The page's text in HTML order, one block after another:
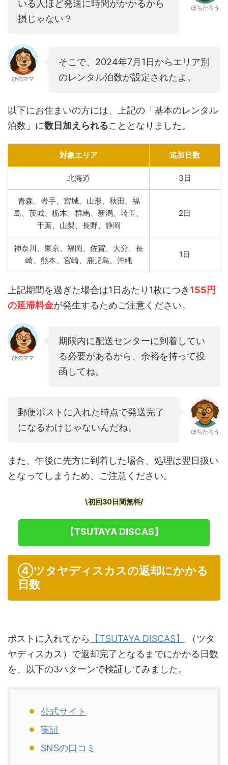
いる人ほど発送に時間がかかるから
損じゃない？
ぽちたろう
ぴのママ
そこで、2024年7月1日からエリア別
のレンタル泊数が設定されたよ。
以下にお住まいの方には、上記の「基本のレンタル
泊数」に数日加えられることとなりました。
対象エリア 追加日数
北海道 3日
青森、岩手、宮城、山形、秋田、福
島、茨城、栃木、群馬、新潟、埼玉、
千葉、山梨、長野、静岡
2日
神奈川、東京、福岡、佐賀、大分、長
崎、熊本、宮崎、鹿児島、沖縄
1日
上記期間を過ぎた場合は1日あたり1枚につき 155円
の延滞料金が発生するためご注意ください。
ぴのママ
期限内に配送センターに到着してい
る必要があるから、余裕を持って投
函してね。
郵便ポストに入れた時点で発送完了
になるわけじゃないんだね。
ぽちたろう
また、午後に先方に到着した場合、処理は翌日扱い
となってしまうため、ご注意ください。
\初回30日間無料/
【TSUTAYA DISCAS】
④ツタヤディスカスの返却にかかる
日数
ポストに入れてから 【TSUTAYA DISCAS】
（ツタ
ヤディスカス）で返却完了となるまでにかかる日数
を、以下の3パターンで検証してみました。
公式サイト
実証
SNSの口コミ